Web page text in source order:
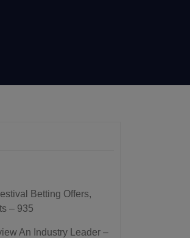
Betting Offers,
– 935
An Industry Leader –